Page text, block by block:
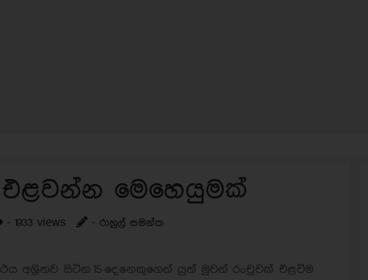
මෙහෙයුමක්
- 1933 views - රාහුල් සමන්ත
අශ්‍රිතව සිටින 15 දෙනෙකුගෙන් යුත් මුවන් රංචුවක් එළවිම